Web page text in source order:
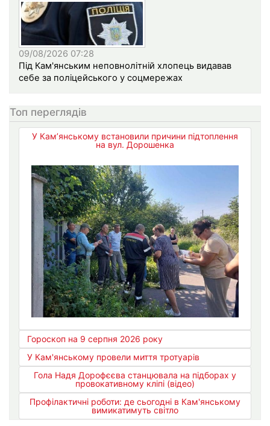
09/08/2026 07:28
Під Кам'янським неповнолітній хлопець видавав
себе за поліцейського у соцмережах
Топ переглядів
У Кам’янському встановили причини підтоплення
на вул. Дорошенка
Гороскоп на 9 серпня 2026 року
У Кам'янському провели миття тротуарів
Гола Надя Дорофєєва станцювала на підборах у
провокативному кліпі (відео)
Профілактичні роботи: де сьогодні в Кам'янському
вимикатимуть світло